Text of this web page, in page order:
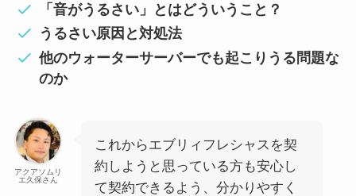
「音がうるさい」とはどういうこと？
うるさい原因と対処法
他のウォーターサーバーでも起こりうる問題な
のか
アクアソムリ
エ久保さん
これからエブリィフレシャスを契
約しようと思っている方も安心し
て契約できるよう、分かりやすく